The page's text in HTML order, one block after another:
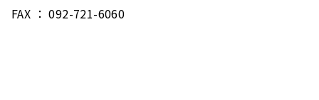
FAX ： 092-721-6060